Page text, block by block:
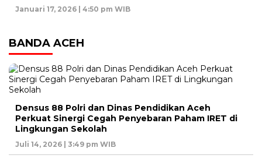
Januari 17, 2026 | 4:50 pm WIB
BANDA ACEH
Densus 88 Polri dan Dinas Pendidikan Aceh
Perkuat Sinergi Cegah Penyebaran Paham IRET di
Lingkungan Sekolah
Juli 14, 2026 | 3:49 pm WIB